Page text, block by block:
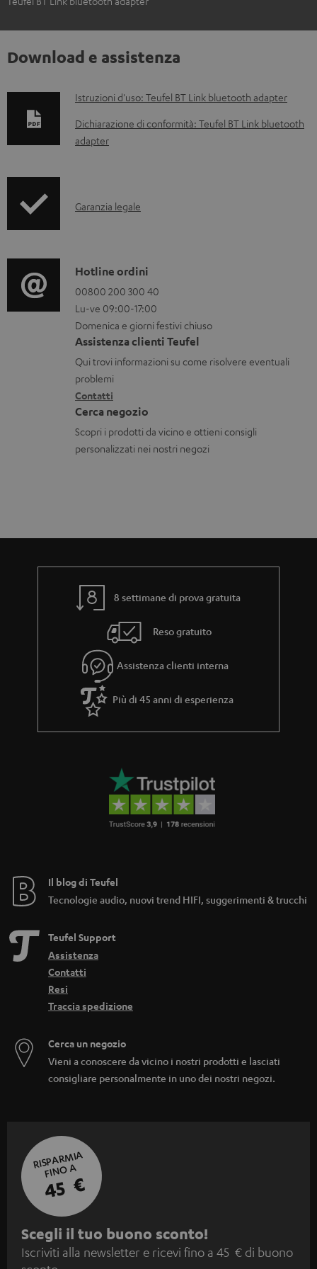
Download e assistenza
D
o
c
e
i
s
c
a
r
i
c
a
b
i
Istruzioni d'uso: Teufel BT Link bluetooth adapter
Dichiarazione di conformità: Teufel BT Link bluetooth
adapter
I
o
r
m
a
z
i
o
n
i
z
a
Garanzia legale
C
o
n
t
a
t
t
i
Hotline ordini
00800 200 300 40
Lu-ve 09:00-17:00
Domenica e giorni festivi chiuso
Assistenza clienti Teufel
Qui trovi informazioni su come risolvere eventuali
problemi
Contatti
Cerca negozio
Scopri i prodotti da vicino e ottieni consigli
personalizzati nei nostri negozi
8 settimane di prova gratuita
Reso gratuito
Assistenza clienti interna
Più di 45 anni di esperienza
Il blog di Teufel
Tecnologie audio, nuovi trend HIFI, suggerimenti & trucchi
Teufel Support
Assistenza
Contatti
Resi
Traccia spedizione
Cerca un negozio
Vieni a conoscere da vicino i nostri prodotti e lasciati
consigliare personalmente in uno dei nostri negozi.
RISPARMIA
FINO A
45 €
I
s
Scegli il tuo buono sconto!
Iscriviti alla newsletter e ricevi fino a 45 € di buono